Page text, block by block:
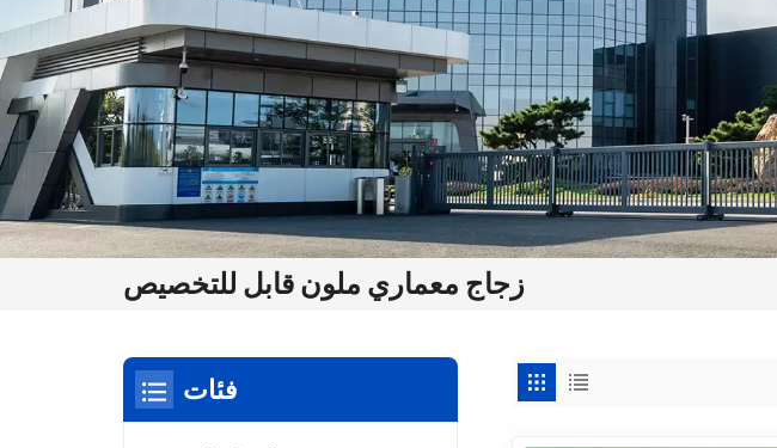
زجاج معماري ملون قابل للتخصيص
فئات